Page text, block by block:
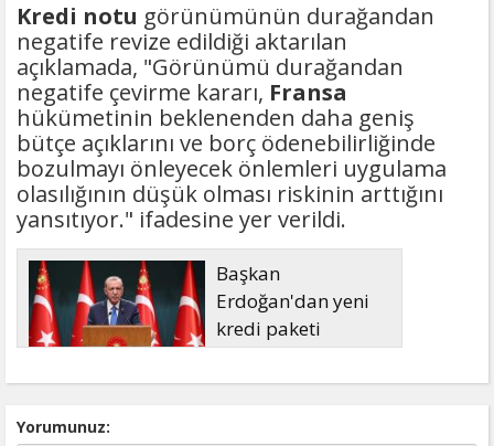
Kredi notu görünümünün durağandan
negatife revize edildiği aktarılan
açıklamada, "Görünümü durağandan
negatife çevirme kararı, Fransa
hükümetinin beklenenden daha geniş
bütçe açıklarını ve borç ödenebilirliğinde
bozulmayı önleyecek önlemleri uygulama
olasılığının düşük olması riskinin arttığını
yansıtıyor." ifadesine yer verildi.
Başkan
Erdoğan'dan yeni
kredi paketi
müjdesi: 6 ay geri
ödemesiz, 36 ay vadeli
Yorumunuz: